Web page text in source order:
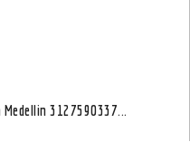
3127590337...